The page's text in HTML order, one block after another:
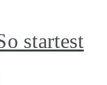
startest